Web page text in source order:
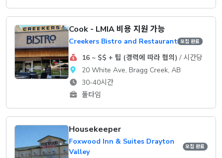
Cook - LMIA 비용 지원 가능
Creekers Bistro and Restaurant 모집 완료
16 ~ $$ + 팁 (경력에 따라 협의) / 시간당
20 White Ave, Bragg Creek, AB
30-40시간
풀타임
Housekeeper
Foxwood Inn & Suites Drayton
Valley
모집 완료